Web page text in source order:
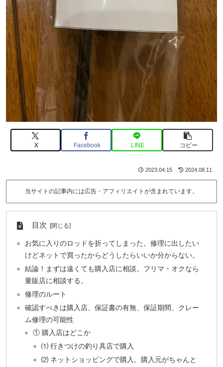
X Facebook LINE コピー
2023.04.15 2024.08.11
当サイトの記事内には広告・アフィリエイトが含まれています。
目次
お気に入りのロッドを折ってしまった。修理に出したい
けどネットで買ったからどうしたらいいか分からない。
結論！まずは遠くても購入店に相談。フリマ・オクなら
量販店に相談する。
修理のルート
確認すべきは購入店、保証書の有無、保証期間、クレー
ム修理の可能性
① 購入店はどこか
⑴ 行きつけの釣り具店で購入
⑵ ネットショッピングで購入。購入元がちゃんと